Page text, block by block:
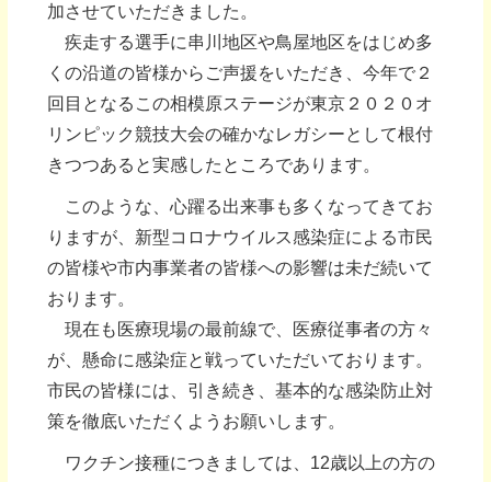
加させていただきました。
疾走する選手に串川地区や鳥屋地区をはじめ多
くの沿道の皆様からご声援をいただき、今年で２
回目となるこの相模原ステージが東京２０２０オ
リンピック競技大会の確かなレガシーとして根付
きつつあると実感したところであります。
このような、心躍る出来事も多くなってきてお
りますが、新型コロナウイルス感染症による市民
の皆様や市内事業者の皆様への影響は未だ続いて
おります。
現在も医療現場の最前線で、医療従事者の方々
が、懸命に感染症と戦っていただいております。
市民の皆様には、引き続き、基本的な感染防止対
策を徹底いただくようお願いします。
ワクチン接種につきましては、12歳以上の方の